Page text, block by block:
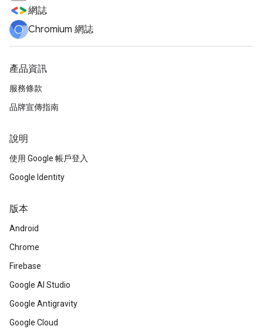
網誌
Chromium 網誌
產品資訊
服務條款
品牌宣傳指南
說明
使用 Google 帳戶登入
Google Identity
版本
Android
Chrome
Firebase
Google AI Studio
Google Antigravity
Google Cloud